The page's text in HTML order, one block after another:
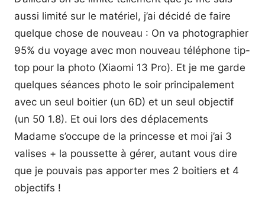
aussi limité sur le matériel, j’ai décidé de faire
quelque chose de nouveau : On va photographier
95% du voyage avec mon nouveau téléphone tip-
top pour la photo (Xiaomi 13 Pro). Et je me garde
quelques séances photo le soir principalement
avec un seul boitier (un 6D) et un seul objectif
(un 50 1.8). Et oui lors des déplacements
Madame s’occupe de la princesse et moi j’ai 3
valises + la poussette à gérer, autant vous dire
que je pouvais pas apporter mes 2 boitiers et 4
objectifs !